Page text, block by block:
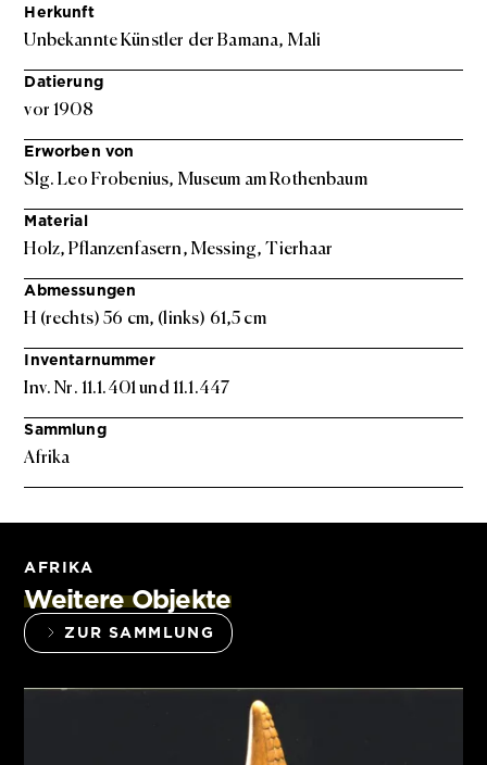
Herkunft
Unbekannte Künstler der Bamana, Mali
Datierung
vor 1908
Erworben von
Slg. Leo Frobenius, Museum am Rothenbaum
Material
Holz, Pflanzenfasern, Messing, Tierhaar
Abmessungen
H (rechts) 56 cm, (links) 61,5 cm
Inventarnummer
Inv. Nr. 11.1.401 und 11.1.447
Sammlung
Afrika
AFRIKA
Weitere Objekte
ZUR SAMMLUNG